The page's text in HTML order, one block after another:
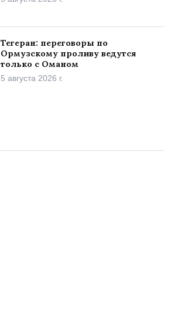
Тегеран: переговоры по
Ормузскому проливу ведутся
только с Оманом
5 августа 2026 г.